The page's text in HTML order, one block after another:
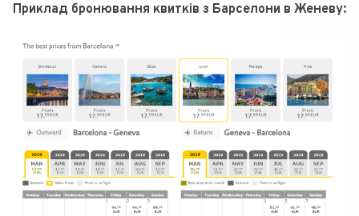
Приклад бронювання квитків з Барселони в Женеву: